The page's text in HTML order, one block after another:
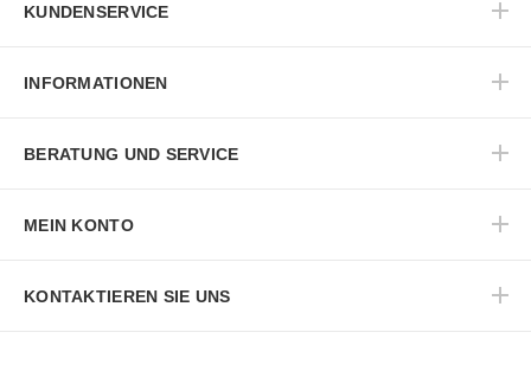
KUNDENSERVICE
INFORMATIONEN
BERATUNG UND SERVICE
MEIN KONTO
KONTAKTIEREN SIE UNS